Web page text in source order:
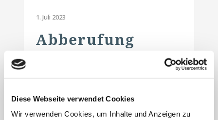
Diese Webseite verwendet Cookies
Wir verwenden Cookies, um Inhalte und Anzeigen zu
1. Juli 2023
Abberufung
Geschäftsführers
– Verstoß gegen
Treuepflicht